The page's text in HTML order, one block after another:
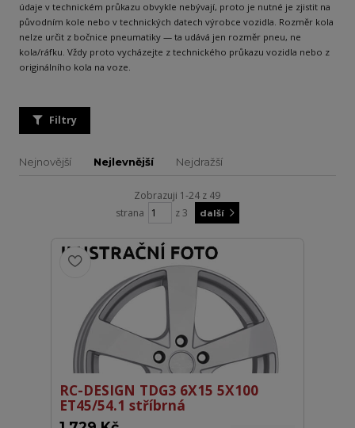
údaje v technickém průkazu obvykle nebývají, proto je nutné je zjistit na
původním kole nebo v technických datech výrobce vozidla. Rozměr kola
nelze určit z bočnice pneumatiky — ta udává jen rozměr pneu, ne
kola/ráfku. Vždy proto vycházejte z technického průkazu vozidla nebo z
originálního kola na voze.
Filtry
Nejnovější Nejlevnější Nejdražší
Zobrazuji 1-24 z 49
strana
z 3 další
RC-DESIGN TDG3 6X15 5X100
ET45/54.1 stříbrná